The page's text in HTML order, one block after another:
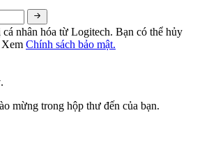
nhân hóa từ Logitech. Bạn có thể hủy
Xem Chính sách bảo mật.
mừng trong hộp thư đến của bạn.